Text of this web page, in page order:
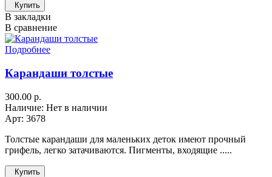
Купить
В закладки
В сравнение
Подробнее
Карандаши толстые
300.00 р.
Наличие: Нет в наличии
Арт: 3678
Толстые карандаши для маленьких деток имеют прочный
грифель, легко затачиваются. Пигменты, входящие .....
Купить